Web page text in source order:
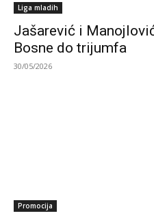
Liga mladih
Jašarević i
Bosne do trijumfa
30/05/2026
Promocija